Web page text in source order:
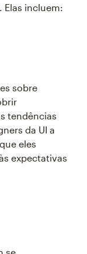
Elas incluem:
sobre
tendências
da UI a
eles
expectativas